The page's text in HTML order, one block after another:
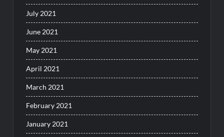
July 2021
June 2021
May 2021
April 2021
March 2021
February 2021
January 2021